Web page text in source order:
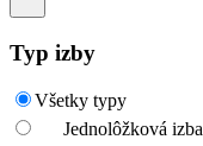
Typ izby
Všetky typy
Jednolôžková izba